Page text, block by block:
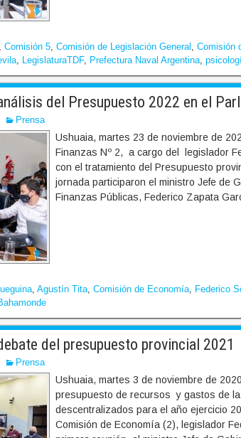
, Comisión 5, Comisión de Legislación General , Comisión
, LegislaturaTDF, Prefectura Naval Argentina,
del Presupuesto 2022 en el
Prensa
Ushuaia, martes 23 de noviembre de
Finanzas Nº 2, a cargo del legislador
con el tratamiento del Presupuesto
jornada participaron el ministro Jefe de
Finanzas Públicas, Federico Zapata
, Agustín Tita, Comisión de Economía, Federico
del presupuesto provincial 2021
Prensa
Ushuaia, martes 3 de noviembre de
presupuesto de recursos y gastos de
descentralizados para el año ejercicio
Comisión de Economía (2), legislador